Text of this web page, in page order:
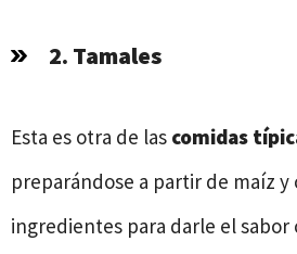
2. Tamales
Esta es otra de las comidas
preparándose a partir de maíz y
ingredientes para darle el